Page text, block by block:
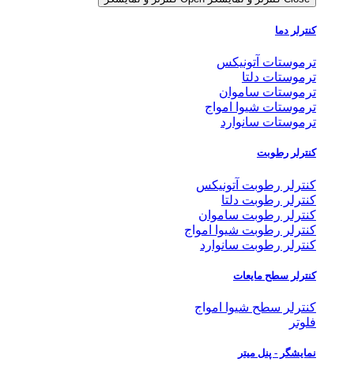
کنترلر دما
ترموستات آتونیکس
ترموستات دلتا
ترموستات ساموان
ترموستات شیوا امواج
ترموستات سانوارد
کنترلر رطوبت
کنترلر رطوبت آتونیکس
کنترلر رطوبت دلتا
کنترلر رطوبت ساموان
کنترلر رطوبت شیوا امواج
کنترلر رطوبت سانوارد
کنترلر سطح مایعات
کنترلر سطح شیوا امواج
فلوتر
نمایشگر - پنل میتر